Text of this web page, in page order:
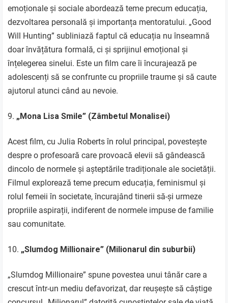
emoționale și sociale abordează teme precum educația,
dezvoltarea personală și importanța mentoratului. „Good
Will Hunting” subliniază faptul că educația nu înseamnă
doar învățătura formală, ci și sprijinul emoțional și
înțelegerea sinelui. Este un film care îi încurajează pe
adolescenți să se confrunte cu propriile traume și să caute
ajutorul atunci când au nevoie.
„Mona Lisa Smile” (Zâmbetul Monalisei)
Acest film, cu Julia Roberts în rolul principal, povestește
despre o profesoară care provoacă elevii să gândească
dincolo de normele și așteptările tradiționale ale societății.
Filmul explorează teme precum educația, feminismul și
rolul femeii în societate, încurajând tinerii să-și urmeze
propriile aspirații, indiferent de normele impuse de familie
sau comunitate.
„Slumdog Millionaire” (Milionarul din suburbii)
„Slumdog Millionaire” spune povestea unui tânăr care a
crescut într-un mediu defavorizat, dar reușește să câștige